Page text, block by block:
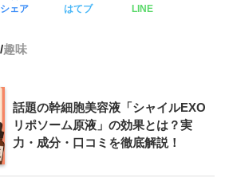
シェア はてブ LINE
趣味
話題の幹細胞美容液「シャイルEXO
リポソーム原液」の効果とは？実
力・成分・口コミを徹底解説！